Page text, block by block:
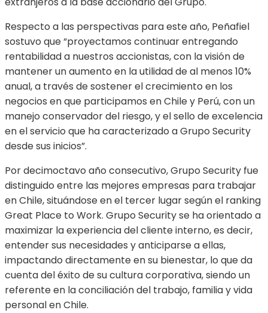
Respecto a las perspectivas para este año, Peñafiel
sostuvo que “proyectamos continuar entregando
rentabilidad a nuestros accionistas, con la visión de
mantener un aumento en la utilidad de al menos 10%
anual, a través de sostener el crecimiento en los
negocios en que participamos en Chile y Perú, con un
manejo conservador del riesgo, y el sello de excelencia
en el servicio que ha caracterizado a Grupo Security
desde sus inicios”.
Por decimoctavo año consecutivo, Grupo Security fue
distinguido entre las mejores empresas para trabajar
en Chile, situándose en el tercer lugar según el ranking
Great Place to Work. Grupo Security se ha orientado a
maximizar la experiencia del cliente interno, es decir,
entender sus necesidades y anticiparse a ellas,
impactando directamente en su bienestar, lo que da
cuenta del éxito de su cultura corporativa, siendo un
referente en la conciliación del trabajo, familia y vida
personal en Chile.